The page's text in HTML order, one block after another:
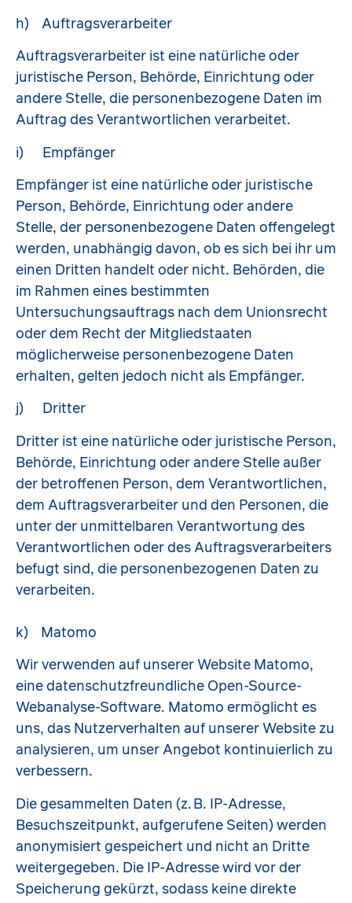
h) Auftragsverarbeiter
Auftragsverarbeiter ist eine natürliche oder
juristische Person, Behörde, Einrichtung oder
andere Stelle, die personenbezogene Daten im
Auftrag des Verantwortlichen verarbeitet.
i) Empfänger
Empfänger ist eine natürliche oder juristische
Person, Behörde, Einrichtung oder andere
Stelle, der personenbezogene Daten offengelegt
werden, unabhängig davon, ob es sich bei ihr um
einen Dritten handelt oder nicht. Behörden, die
im Rahmen eines bestimmten
Untersuchungsauftrags nach dem Unionsrecht
oder dem Recht der Mitgliedstaaten
möglicherweise personenbezogene Daten
erhalten, gelten jedoch nicht als Empfänger.
j) Dritter
Dritter ist eine natürliche oder juristische Person,
Behörde, Einrichtung oder andere Stelle außer
der betroffenen Person, dem Verantwortlichen,
dem Auftragsverarbeiter und den Personen, die
unter der unmittelbaren Verantwortung des
Verantwortlichen oder des Auftragsverarbeiters
befugt sind, die personenbezogenen Daten zu
verarbeiten.
k) Matomo
Wir verwenden auf unserer Website Matomo,
eine datenschutzfreundliche Open-Source-
Webanalyse-Software. Matomo ermöglicht es
uns, das Nutzerverhalten auf unserer Website zu
analysieren, um unser Angebot kontinuierlich zu
verbessern.
Die gesammelten Daten (z. B. IP-Adresse,
Besuchszeitpunkt, aufgerufene Seiten) werden
anonymisiert gespeichert und nicht an Dritte
weitergegeben. Die IP-Adresse wird vor der
Speicherung gekürzt, sodass keine direkte